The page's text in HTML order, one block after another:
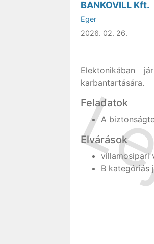
BANKOVILL Kft.
Eger
2026. 02. 26.
Elektonikában
karbantartására.
Feladatok
A
Elvárások
villamosipari
B kategóriás